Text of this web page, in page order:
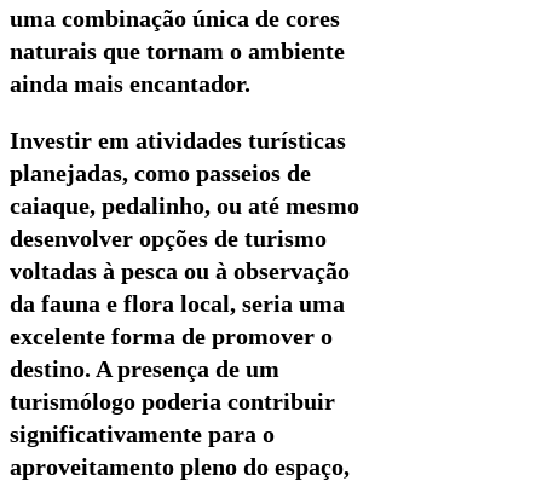
uma combinação única de cores
naturais que tornam o ambiente
ainda mais encantador.
Investir em atividades turísticas
planejadas, como passeios de
caiaque, pedalinho, ou até mesmo
desenvolver opções de turismo
voltadas à pesca ou à observação
da fauna e flora local, seria uma
excelente forma de promover o
destino. A presença de um
turismólogo poderia contribuir
significativamente para o
aproveitamento pleno do espaço,